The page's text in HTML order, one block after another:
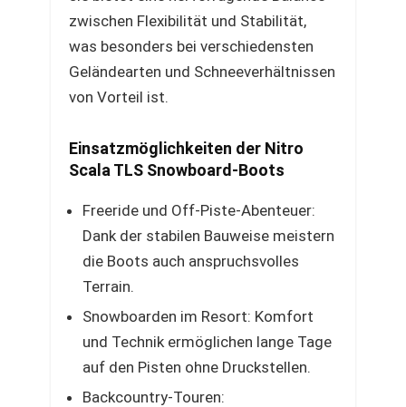
zwischen Flexibilität und Stabilität,
was besonders bei verschiedensten
Geländearten und Schneeverhältnissen
von Vorteil ist.
Einsatzmöglichkeiten der Nitro
Scala TLS Snowboard-Boots
Freeride und Off-Piste-Abenteuer:
Dank der stabilen Bauweise meistern
die Boots auch anspruchsvolles
Terrain.
Snowboarden im Resort: Komfort
und Technik ermöglichen lange Tage
auf den Pisten ohne Druckstellen.
Backcountry-Touren: